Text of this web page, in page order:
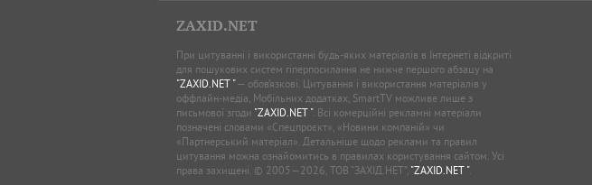
ZAXID.NET
При цитуванні і використанні будь-яких матеріалів в Інтернеті відкриті
для пошукових систем гіперпосилання не нижче першого абзацу на
"ZAXID.NET "— обов’язкові. Цитування і використання матеріалів у
оффлайн-медіа, Мобільних додатках, SmartTV можливе лише з
письмової згоди "ZAXID.NET ". Всі комерційні рекламні матеріали
позначені словами «Спецпроєкт», «Новини компаній» чи
«Партнерський матеріал». Детальніше щодо реклами та правил
цитування можна ознайомитись в правилах користування сайтом. Усі
права захищені. © 2005—2026, ТОВ “ЗАХІД.НЕТ”, "ZAXID.NET ".